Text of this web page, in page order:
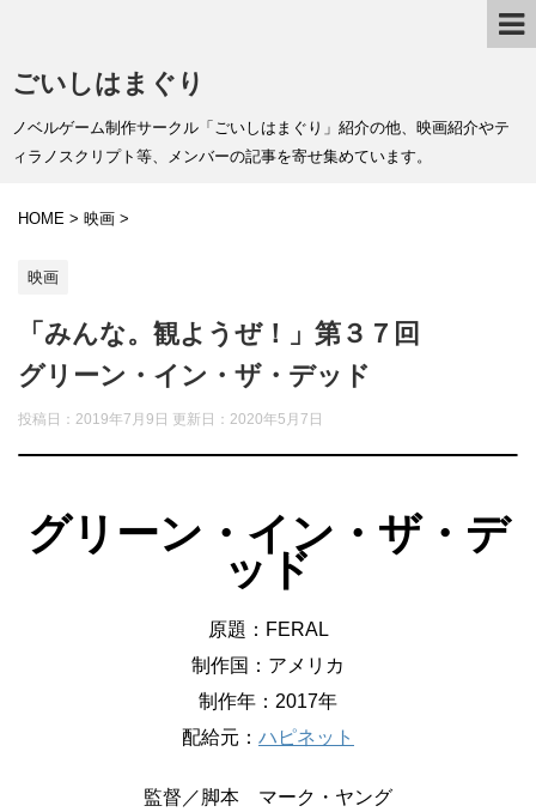
ごいしはまぐり
ノベルゲーム制作サークル「ごいしはまぐり」紹介の他、映画紹介やテ
ィラノスクリプト等、メンバーの記事を寄せ集めています。
HOME > 映画 >
映画
「みんな。観ようぜ！」第３７回
グリーン・イン・ザ・デッド
投稿日：2019年7月9日 更新日： 2020年5月7日
グリーン・イン・ザ・デ
ッド
原題：FERAL
制作国：アメリカ
制作年：2017年
配給元： ハピネット
監督／脚本 マーク・ヤング